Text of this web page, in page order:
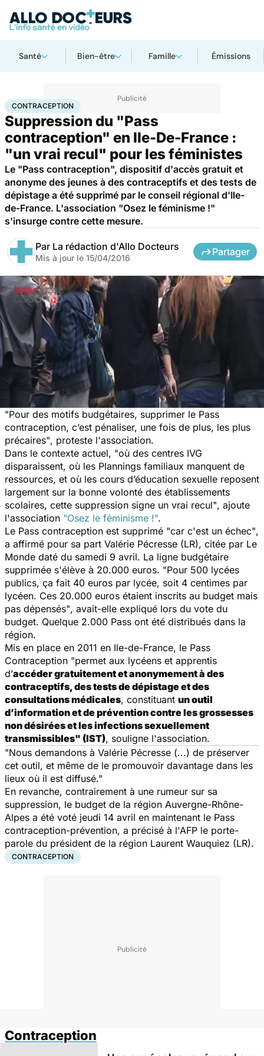
Santé Bien-être Famille Émissions
AccueilSantéContraception
CONTRACEPTION
Suppression du "Pass
contraception" en Ile-De-France :
"un vrai recul" pour les féministes
Le "Pass contraception", dispositif d'accès gratuit et
anonyme des jeunes à des contraceptifs et des tests de
dépistage a été supprimé par le conseil régional d'Ile-
de-France. L'association "Osez le féminisme !"
s'insurge contre cette mesure.
Par La rédaction d'Allo Docteurs
Mis à jour le 15/04/2016
Partager
"Pour des motifs budgétaires, supprimer le Pass
contraception, c’est pénaliser, une fois de plus, les plus
précaires", proteste l'association.
Dans le contexte actuel, "où des centres IVG
disparaissent, où les Plannings familiaux manquent de
ressources, et où les cours d’éducation sexuelle reposent
largement sur la bonne volonté des établissements
scolaires, cette suppression signe un vrai recul", ajoute
l'association "Osez le féminisme !".
Le Pass contraception est supprimé "car c'est un échec",
a affirmé pour sa part Valérie Pécresse (LR), citée par Le
Monde daté du samedi 9 avril. La ligne budgétaire
supprimée s'élève à 20.000 euros. "Pour 500 lycées
publics, ça fait 40 euros par lycée, soit 4 centimes par
lycéen. Ces 20.000 euros étaient inscrits au budget mais
pas dépensés", avait-elle expliqué lors du vote du
budget. Quelque 2.000 Pass ont été distribués dans la
région.
Mis en place en 2011 en Ile-de-France, le Pass
Contraception "permet aux lycéens et apprentis
d’accéder gratuitement et anonymement à des
contraceptifs, des tests de dépistage et des
consultations médicales, constituant un outil
d’information et de prévention contre les grossesses
non désirées et les infections sexuellement
transmissibles" (IST), souligne l'association.
"Nous demandons à Valérie Pécresse (...) de préserver
cet outil, et même de le promouvoir davantage dans les
lieux où il est diffusé."
En revanche, contrairement à une rumeur sur sa
suppression, le budget de la région Auvergne-Rhône-
Alpes a été voté jeudi 14 avril en maintenant le Pass
contraception-prévention, a précisé à l'AFP le porte-
parole du président de la région Laurent Wauquiez (LR).
CONTRACEPTION
Contraception